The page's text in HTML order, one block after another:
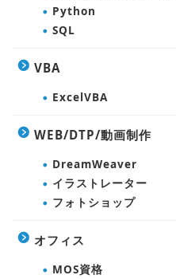
Python
SQL
VBA
ExcelVBA
WEB/DTP/動画制作
DreamWeaver
イラストレーター
フォトショップ
オフィス
MOS資格